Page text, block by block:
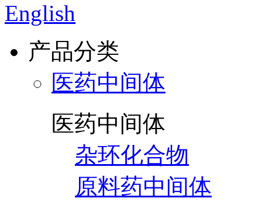
English
产品分类
医药中间体
医药中间体
杂环化合物
原料药中间体